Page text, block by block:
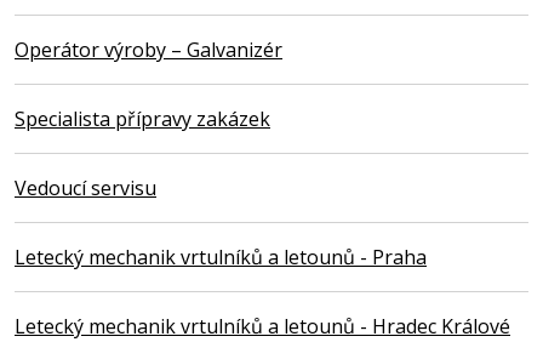
Operátor výroby – Galvanizér
Specialista přípravy zakázek
Vedoucí servisu
Letecký mechanik vrtulníků a letounů - Praha
Letecký mechanik vrtulníků a letounů - Hradec Králové